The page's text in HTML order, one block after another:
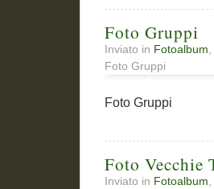
Foto Gruppi
Inviato in Fotoalbum
Foto Gruppi
Foto Gruppi
Foto Vecchie
Inviato in Fotoalbum,